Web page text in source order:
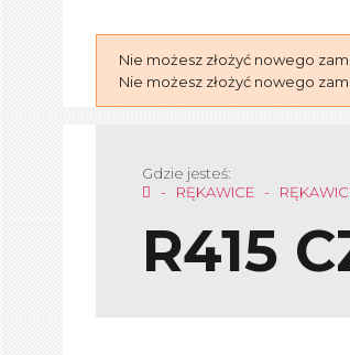
Nie możesz złożyć nowego
Nie możesz złożyć nowego
Gdzie jesteś:
RĘKAWICE
R415